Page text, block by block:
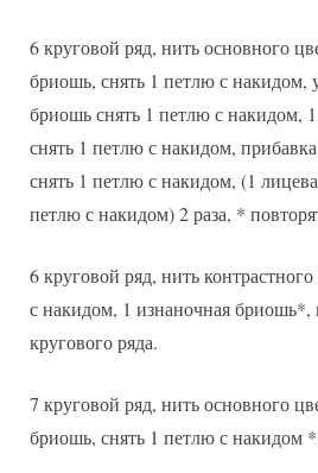
6 круговой ряд, нить основного
бриошь, снять 1 петлю с накидом,
бриошь снять 1 петлю с накидом,
снять 1 петлю с накидом,
снять 1 петлю с накидом, (1
петлю с накидом) 2 раза, *
6 круговой ряд, нить
с накидом, 1 изнаночная бриошь*,
кругового ряда.
7 круговой ряд, нить основного
бриошь, снять 1 петлю с накидом